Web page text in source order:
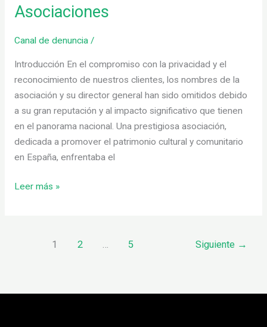
Asociaciones
Canal de denuncia/
Introducción En el compromiso con la privacidad y el
reconocimiento de nuestros clientes, los nombres de la
asociación y su director general han sido omitidos debido
a su gran reputación y al impacto significativo que tienen
en el panorama nacional. Una prestigiosa asociación,
dedicada a promover el patrimonio cultural y comunitario
en España, enfrentaba el
Denuncias
en
Asociaciones
Leer más »
1 2 5 Siguiente →